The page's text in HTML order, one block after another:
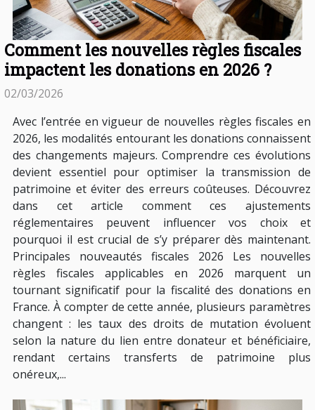
Comment les nouvelles règles fiscales
impactent les donations en 2026 ?
02/03/2026
Avec l’entrée en vigueur de nouvelles règles fiscales en
2026, les modalités entourant les donations connaissent
des changements majeurs. Comprendre ces évolutions
devient essentiel pour optimiser la transmission de
patrimoine et éviter des erreurs coûteuses. Découvrez
dans cet article comment ces ajustements
réglementaires peuvent influencer vos choix et
pourquoi il est crucial de s’y préparer dès maintenant.
Principales nouveautés fiscales 2026 Les nouvelles
règles fiscales applicables en 2026 marquent un
tournant significatif pour la fiscalité des donations en
France. À compter de cette année, plusieurs paramètres
changent : les taux des droits de mutation évoluent
selon la nature du lien entre donateur et bénéficiaire,
rendant certains transferts de patrimoine plus
onéreux,...